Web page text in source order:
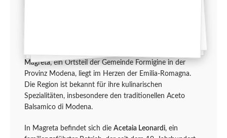
Magreta, ein Ortsteil der Gemeinde Formigine in der
Provinz Modena, liegt im Herzen der Emilia-Romagna.
Die Region ist bekannt für ihre kulinarischen
Spezialitäten, insbesondere den traditionellen Aceto
Balsamico di Modena.
In Magreta befindet sich die Acetaia Leonardi, ein